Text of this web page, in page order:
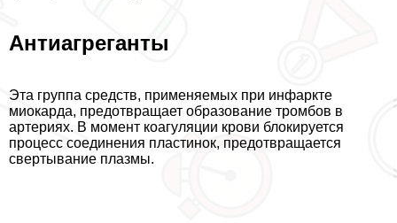
Антиагреганты
Эта группа средств, применяемых при инфаркте
миокарда, предотвращает образование тромбов в
артериях. В момент коагуляции крови блокируется
процесс соединения пластинок, предотвращается
свертывание плазмы.